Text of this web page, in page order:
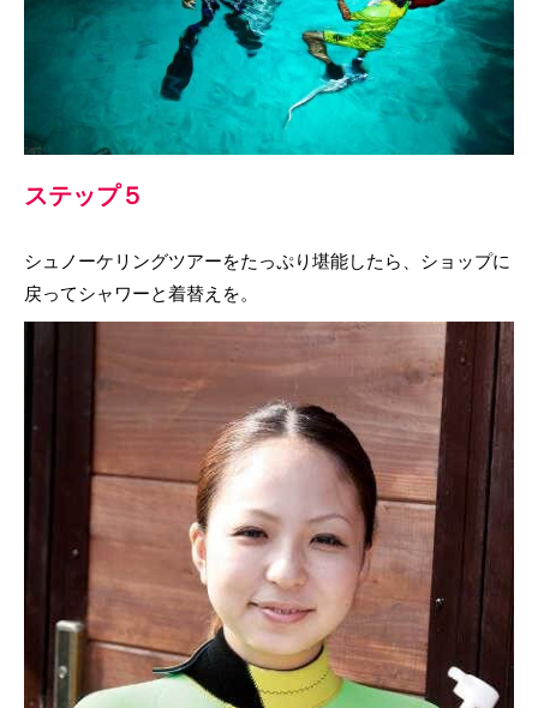
ステップ５
シュノーケリングツアーをたっぷり堪能したら、ショップに
戻ってシャワーと着替えを。